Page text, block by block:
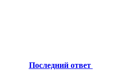
Последний ответ